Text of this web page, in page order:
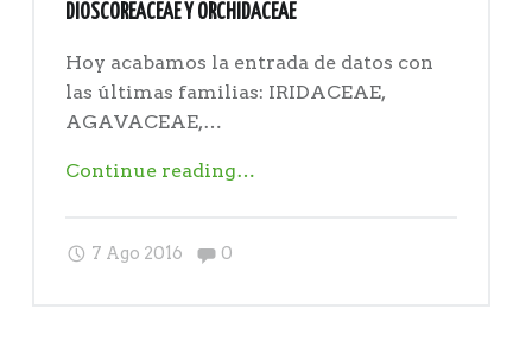
DIOSCOREACEAE Y ORCHIDACEAE
Hoy acabamos la entrada de datos con
las últimas familias: IRIDACEAE,
AGAVACEAE,…
Continue reading"Ultimas
…
7 Ago 2016 Comments:
0